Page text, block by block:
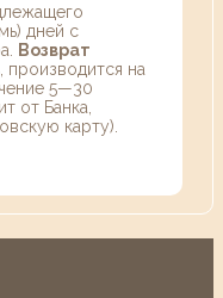
дней с
Возврат
, производится на
5—30
от Банка,
карту).